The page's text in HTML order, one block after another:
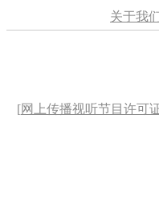
关于我
[网上传播视听节目许可证